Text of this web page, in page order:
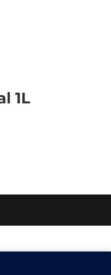
1L